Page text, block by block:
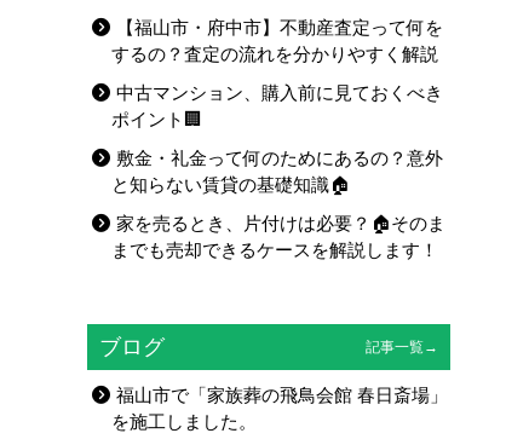
【福山市・府中市】不動産査定って何を
するの？査定の流れを分かりやすく解説
中古マンション、購入前に見ておくべき
ポイント🏢
敷金・礼金って何のためにあるの？意外
と知らない賃貸の基礎知識🏠
家を売るとき、片付けは必要？🏠そのま
までも売却できるケースを解説します！
ブログ 記事一覧→
福山市で「家族葬の飛鳥会館 春日斎場」
を施工しました。